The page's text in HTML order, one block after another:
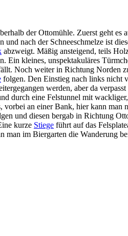
der Ottomühle. Zuerst geht es
nach der Schneeschmelze ist
abzweigt. Mäßig ansteigend, teils
Ein kleines, unspektakuläres
Noch weiter in Richtung Norden
folgen. Den Einstieg nach links nicht
werden, aber da
durch eine Felstunnel mit
an einer Bank, hier kann man
und diesen bergab in Richtung
kurze Stiege führt auf das
man im Biergarten die Wanderung